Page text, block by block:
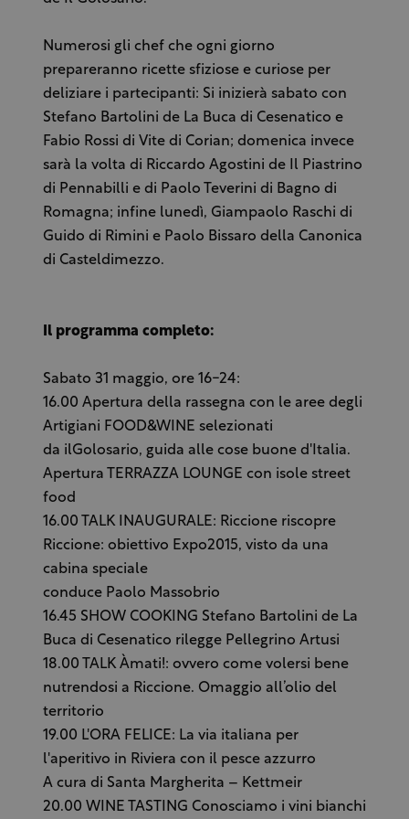
Numerosi gli chef che ogni giorno
prepareranno ricette sfiziose e curiose per
deliziare i partecipanti: Si inizierà sabato con
Stefano Bartolini de La Buca di Cesenatico e
Fabio Rossi di Vite di Corian; domenica invece
sarà la volta di Riccardo Agostini de Il Piastrino
di Pennabilli e di Paolo Teverini di Bagno di
Romagna; infine lunedì, Giampaolo Raschi di
Guido di Rimini e Paolo Bissaro della Canonica
di Casteldimezzo.
Il programma completo:
Sabato 31 maggio, ore 16-24:
16.00 Apertura della rassegna con le aree degli
Artigiani FOOD&WINE selezionati
da ilGolosario, guida alle cose buone d'Italia.
Apertura TERRAZZA LOUNGE con isole street
food
16.00 TALK INAUGURALE: Riccione riscopre
Riccione: obiettivo Expo2015, visto da una
cabina speciale
conduce Paolo Massobrio
16.45 SHOW COOKING Stefano Bartolini de La
Buca di Cesenatico rilegge Pellegrino Artusi
18.00 TALK Àmati!: ovvero come volersi bene
nutrendosi a Riccione. Omaggio all’olio del
territorio
19.00 L'ORA FELICE: La via italiana per
l'aperitivo in Riviera con il pesce azzurro
A cura di Santa Margherita – Kettmeir
20.00 WINE TASTING Conosciamo i vini bianchi